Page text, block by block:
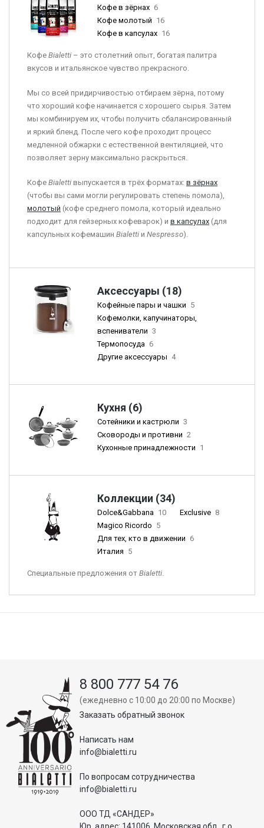
Кофе в зёрнах 6
Кофе молотый 16
Кофе в капсулах 16
Кофе Bialetti – это столетний опыт, богатая палитра
вкусов и итальянское чувство прекрасного.
Мы со всей придирчивостью отбираем зёрна, потому
что хороший кофе начинается с хорошего сырья. Затем
мы комбинируем их, чтобы получить сбалансированный
и яркий бленд. После чего кофе проходит процесс
медленной обжарки с естественной вентиляцией, что
позволяет зерну максимально раскрыться.
Кофе Bialetti выпускается в трёх форматах: в зёрнах
(чтобы вы сами могли регулировать степень помола),
молотый (кофе среднего помола, который идеально
подходит для гейзерных кофеварок) и в капсулах (для
капсульных кофемашин Bialetti и Nespresso).
Аксессуары (18)
Кофейные пары и чашки 5
Кофемолки, капучинаторы,
вспениватели 3
Термопосуда 6
Другие аксессуары 4
Кухня (6)
Сотейники и кастрюли 3
Сковороды и противни 2
Кухонные принадлежности 1
Коллекции (34)
Dolce&Gabbana 10 Exclusive 8
Magico Ricordo 5
Для тех, кто в движении 6
Италия 5
Специальные предложения от Bialetti.
8 800 777 54 76
(ежедневно с 10:00 до 20:00 по Москве)
Заказать обратный звонок
Написать нам
info@bialetti.ru
По вопросам сотрудничества
info@bialetti.ru
ООО ТД «САНДЕР»